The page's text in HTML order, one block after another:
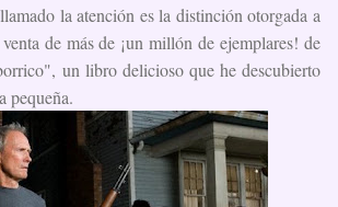
la atención es la distinción otorgada a
de más de ¡un millón de ejemplares! de
un libro delicioso que he descubierto
pequeña.